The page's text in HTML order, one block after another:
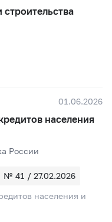
01.06.2026
населения
России
№ 41 / 27.02.2026
населения и